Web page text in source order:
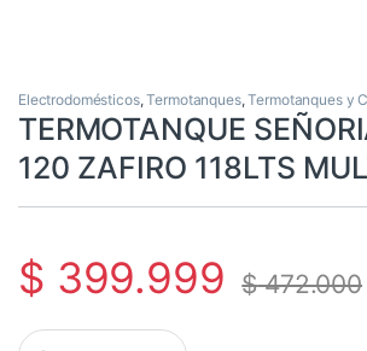
Electrodomésticos,Termotanques,Termotanques y
TERMOTANQUE
120 ZAFIRO 118LTS
$ 399.999 $472.000
TERMOTANQUE SEÑORIAL TSZ-120